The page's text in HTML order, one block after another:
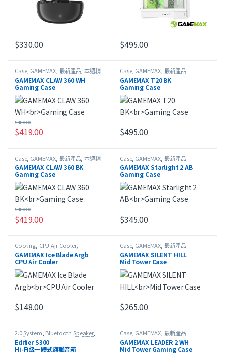
$330.00 $495.00
Case, GAMEMAX 最新產品,本週精
GAMEMAX CLAW 360 WH
Gaming Case
$419.00
$480.00
Case, GAMEMAX 最新產品
GAMEMAX T20 BK
Gaming Case
$495.00
Case, GAMEMAX 最新產品,本週精
選
GAMEMAX CLAW 360 BK
Gaming Case
$419.00
$480.00
Case, GAMEMAX 最新產品
GAMEMAX Starlight 2 AB
Gaming Case
$345.00
Cooling, CPU Air Cooler,
GAMEMAX,最新產品
GAMEMAX Ice Blade Argb
CPU Air Cooler
$148.00
Case, GAMEMAX, 最新產品
GAMEMAX SILENT HILL
Mid Tower Case
$265.00
2.0 System, Bluetooth Speaker,
Edifier Home Theater 最新產品
Edifier S300
Hi-Fi級一體式旗艦音箱
Case, GAMEMAX, 最新產品
GAMEMAX LEADER 2 WH
Mid Tower Gaming Case